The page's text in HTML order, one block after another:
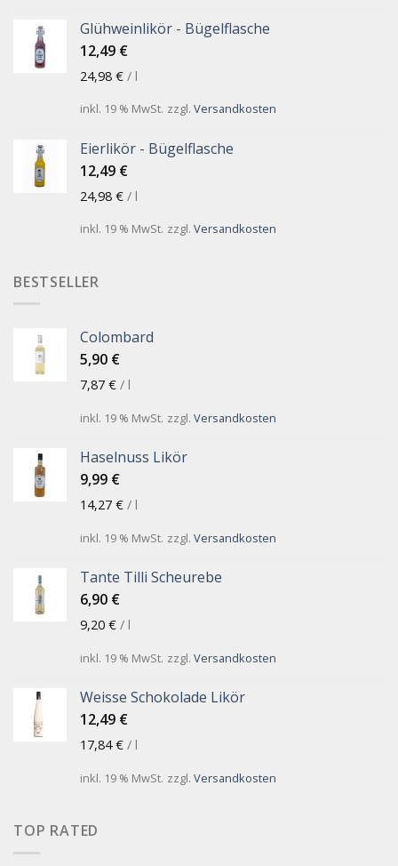
Glühweinlikör - Bügelflasche
12,49 €
24,98 € / l
inkl. 19 % MwSt. zzgl. Versandkosten
Eierlikör - Bügelflasche
12,49 €
24,98 € / l
inkl. 19 % MwSt. zzgl. Versandkosten
BESTSELLER
Colombard
5,90 €
7,87 € / l
inkl. 19 % MwSt. zzgl. Versandkosten
Haselnuss Likör
9,99 €
14,27 € / l
inkl. 19 % MwSt. zzgl. Versandkosten
Tante Tilli Scheurebe
6,90 €
9,20 € / l
inkl. 19 % MwSt. zzgl. Versandkosten
Weisse Schokolade Likör
12,49 €
17,84€ / l
inkl. 19 % MwSt. zzgl. Versandkosten
TOP RATED